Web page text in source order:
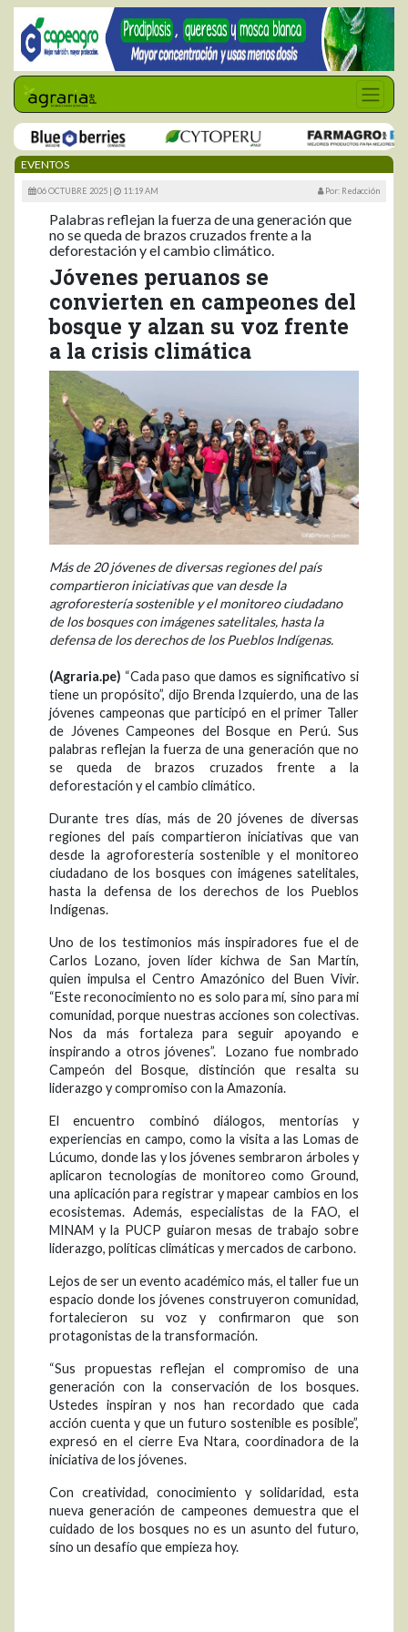
EVENTOS
06 OCTUBRE 2025 | 11:19 AM Por: Redacción
Palabras reflejan la fuerza de una generación que
no se queda de brazos cruzados frente a la
deforestación y el cambio climático.
Jóvenes peruanos se
convierten en campeones del
bosque y alzan su voz frente
a la crisis climática
Más de 20 jóvenes de diversas regiones del país
compartieron iniciativas que van desde la
agroforestería sostenible y el monitoreo ciudadano
de los bosques con imágenes satelitales, hasta la
defensa de los derechos de los Pueblos Indígenas.
(Agraria.pe) “Cada paso que damos es significativo si
tiene un propósito”, dijo Brenda Izquierdo, una de las
jóvenes campeonas que participó en el primer Taller
de Jóvenes Campeones del Bosque en Perú. Sus
palabras reflejan la fuerza de una generación que no
se queda de brazos cruzados frente a la
deforestación y el cambio climático.
Durante tres días, más de 20 jóvenes de diversas
regiones del país compartieron iniciativas que van
desde la agroforestería sostenible y el monitoreo
ciudadano de los bosques con imágenes satelitales,
hasta la defensa de los derechos de los Pueblos
Indígenas.
Uno de los testimonios más inspiradores fue el de
Carlos Lozano, joven líder kichwa de San Martín,
quien impulsa el Centro Amazónico del Buen Vivir.
“Este reconocimiento no es solo para mí, sino para mi
comunidad, porque nuestras acciones son colectivas.
Nos da más fortaleza para seguir apoyando e
inspirando a otros jóvenes”. Lozano fue nombrado
Campeón del Bosque, distinción que resalta su
liderazgo y compromiso con la Amazonía.
El encuentro combinó diálogos, mentorías y
experiencias en campo, como la visita a las Lomas de
Lúcumo, donde las y los jóvenes sembraron árboles y
aplicaron tecnologías de monitoreo como Ground,
una aplicación para registrar y mapear cambios en los
ecosistemas. Además, especialistas de la FAO, el
MINAM y la PUCP guiaron mesas de trabajo sobre
liderazgo, políticas climáticas y mercados de carbono.
Lejos de ser un evento académico más, el taller fue un
espacio donde los jóvenes construyeron comunidad,
fortalecieron su voz y confirmaron que son
protagonistas de la transformación.
“Sus propuestas reflejan el compromiso de una
generación con la conservación de los bosques.
Ustedes inspiran y nos han recordado que cada
acción cuenta y que un futuro sostenible es posible”,
expresó en el cierre Eva Ntara, coordinadora de la
iniciativa de los jóvenes.
Con creatividad, conocimiento y solidaridad, esta
nueva generación de campeones demuestra que el
cuidado de los bosques no es un asunto del futuro,
sino un desafío que empieza hoy.